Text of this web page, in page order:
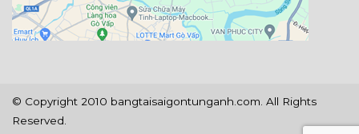
© Copyright 2010 bangtaisaigontunganh.com. All Rights
Reserved.